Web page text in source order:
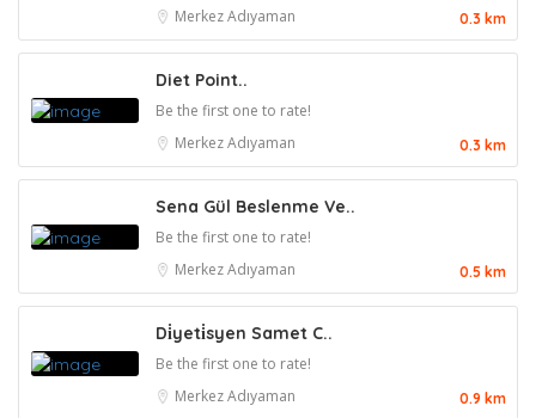
MerkezAdıyaman 0.3 km
Diet Point..
Be the first one to rate!
MerkezAdıyaman 0.3 km
Sena Gül Beslenme Ve..
Be the first one to rate!
MerkezAdıyaman 0.5 km
Di̇yeti̇syen Samet C..
Be the first one to rate!
MerkezAdıyaman 0.9 km